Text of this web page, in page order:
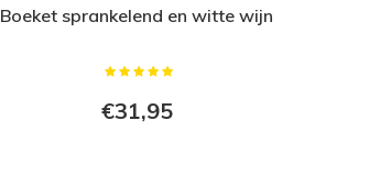
Boeket sprankelend en witte wijn
€31,95